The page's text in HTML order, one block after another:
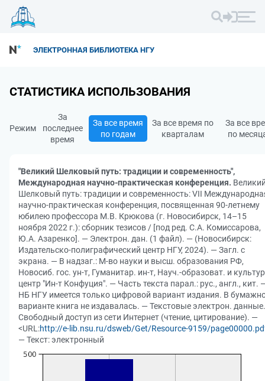
ЭЛЕКТРОННАЯ БИБЛИОТЕКА НГУ
СТАТИСТИКА ИСПОЛЬЗОВАНИЯ
Режим
За
последнее
время
За все время
по годам
За все время по
кварталам
За все
по
"Великий Шелковый путь: традиции и современность",
Международная научно-практическая конференция.
Шелковый путь: традиции и современность: VII
научно-практическая конференция, посвященная 90-летнему
юбилею профессора М.В. Крюкова (г. Новосибирск, 14–15
ноября 2022 г.): сборник тезисов / [под ред. С.А. Комиссарова,
Ю.А. Азаренко]. — Электрон. дан. (1 файл). — (Новосибирск:
Издательско-полиграфический центр НГУ, 2024). — Загл. с
экрана. — В надзаг.: М-во науки и высш. образования РФ,
Новосиб. гос. ун-т, Гуманитар. ин-т, Науч.-образоват. и
центр "Ин-т Конфуция". — Часть текста парал.: рус., англ., кит.
НБ НГУ имеется только цифровой вариант издания. В
варианте книга не издавалась. — Текстовые электрон.
Свободный доступ из сети Интернет (чтение, цитирование). —
<URL:http://e-lib.nsu.ru/dsweb/Get/Resource-9159/
— Текст: электронный